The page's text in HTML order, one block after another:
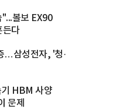
볼보 EX90
든다
…삼성전자, '청·
HBM 사양
문제